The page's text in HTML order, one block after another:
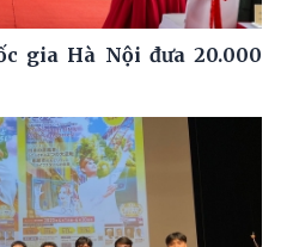
gia Hà Nội đưa 20.000